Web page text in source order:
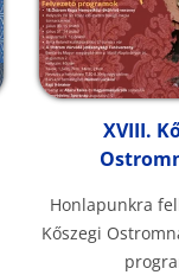
XVIII.
Honlapunkra
Kőszegi